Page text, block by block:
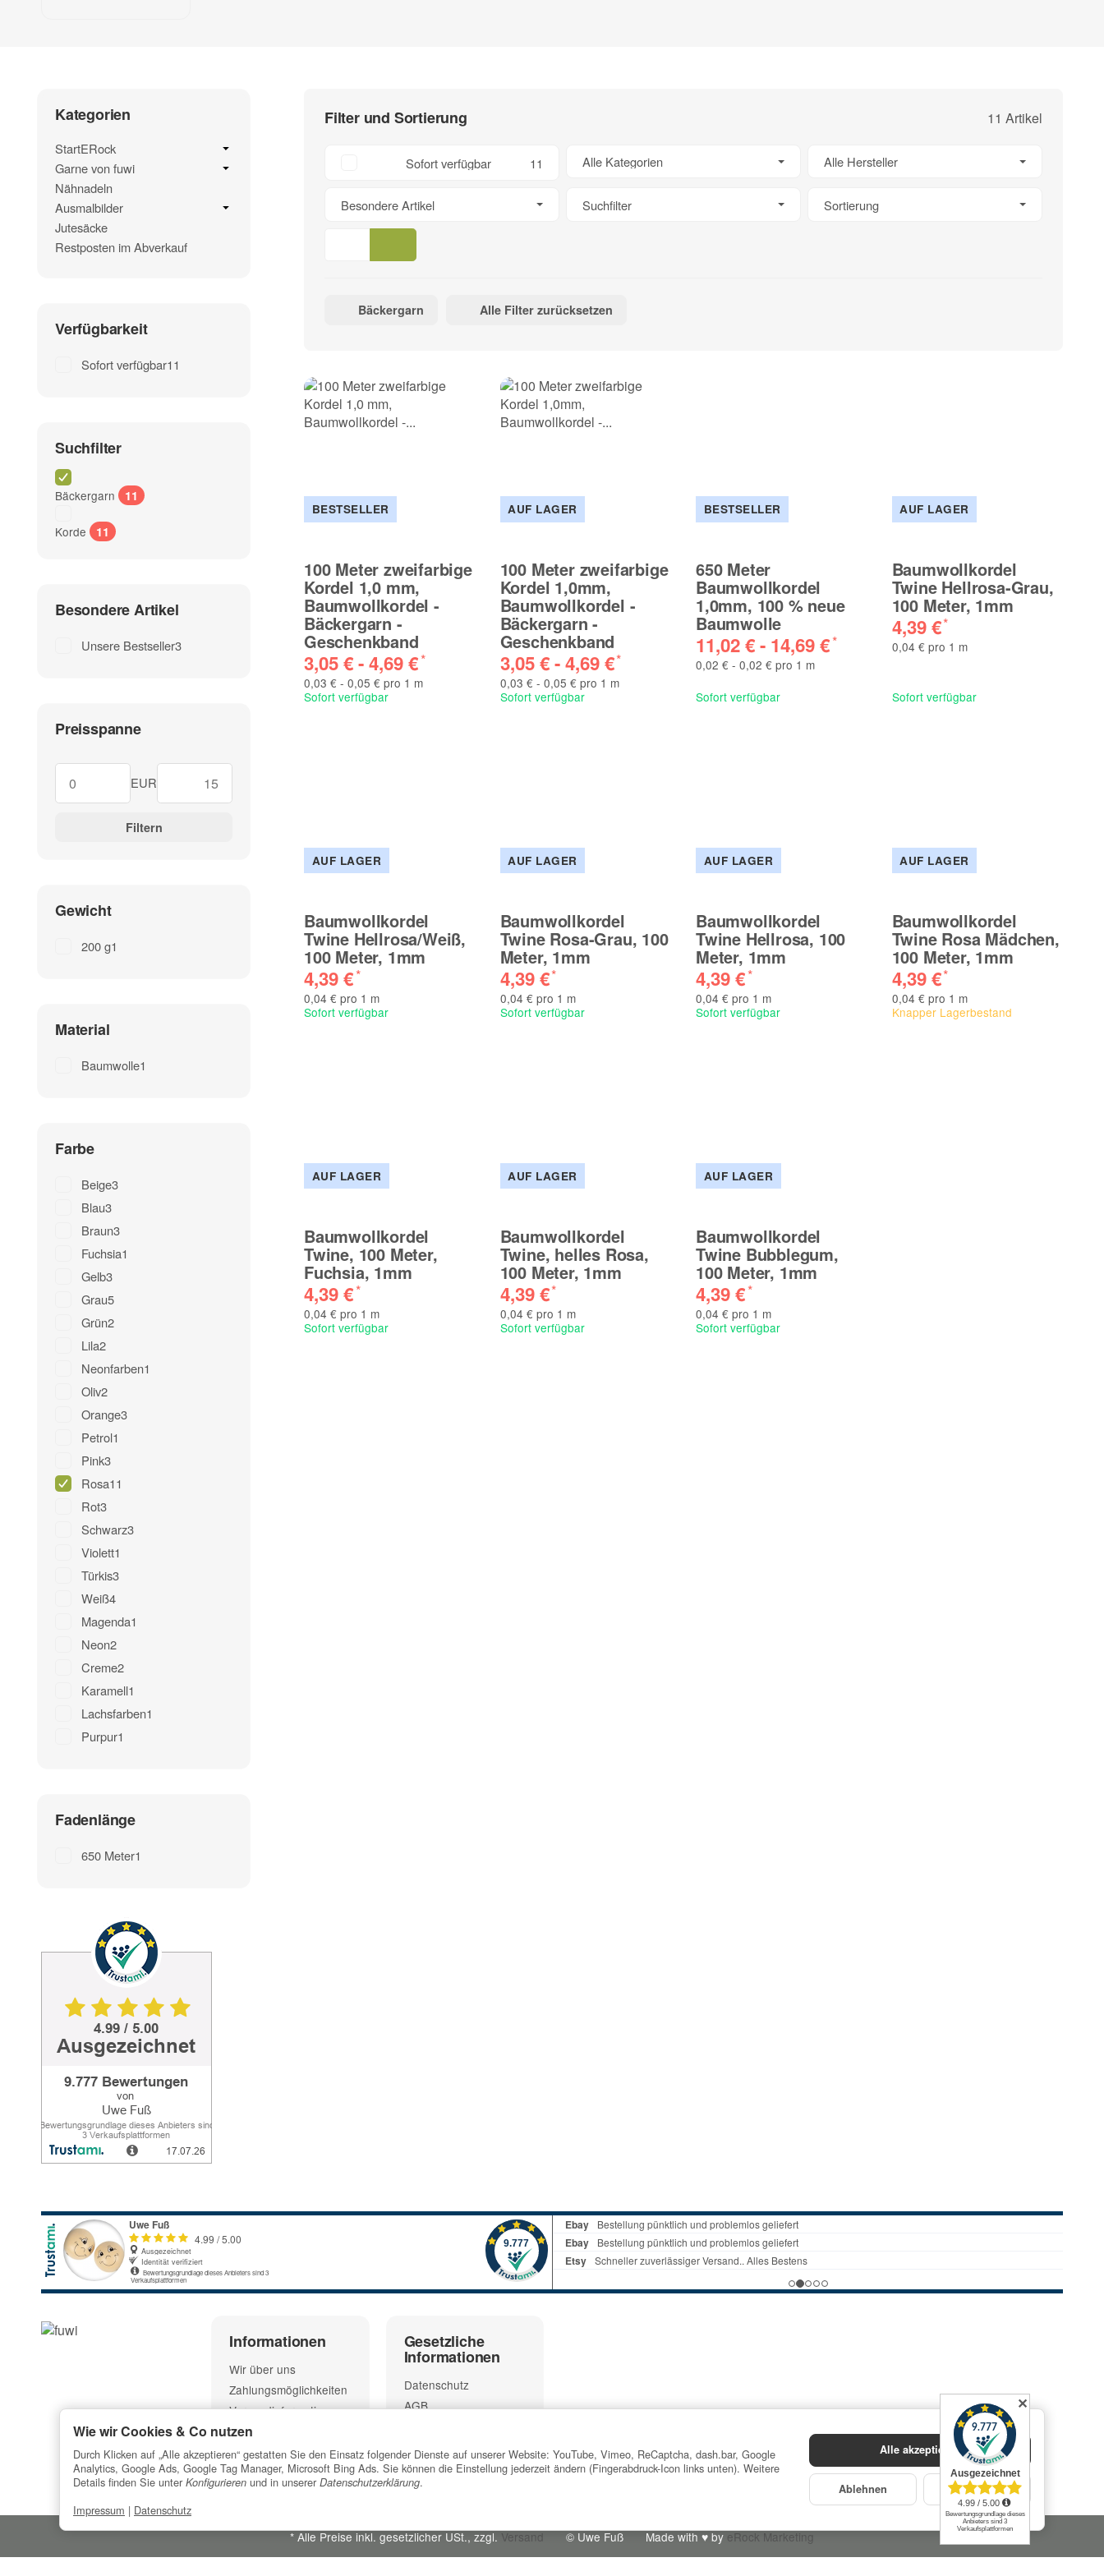
Filter und Sortierung 11 Artikel
Sofort verfügbar 11 Alle Kategorien Alle Hersteller
Besondere Artikel Suchfilter Sortierung
Bäckergarn Alle Filter zurücksetzen
BESTSELLER
100 Meter zweifarbige
Kordel 1,0 mm,
Baumwollkordel -
Bäckergarn -
Geschenkband
3,05 € -4,69 €*
0,03 € - 0,05 € pro 1 m
Sofort verfügbar
AUF LAGER
100 Meter zweifarbige
Kordel 1,0mm,
Baumwollkordel -
Bäckergarn -
Geschenkband
3,05 € -4,69 €*
0,03 € - 0,05 € pro 1 m
Sofort verfügbar
BESTSELLER
650 Meter
Baumwollkordel
1,0mm, 100 % neue
Baumwolle
11,02 € - 14,69 €*
0,02 € - 0,02 € pro 1 m
Sofort verfügbar
AUF LAGER
Baumwollkordel
Twine Hellrosa-Grau,
100 Meter, 1mm
4,39 €*
0,04 € pro 1 m
Sofort verfügbar
AUF LAGER
Baumwollkordel
Twine Hellrosa/Weiß,
100 Meter, 1mm
4,39 €*
0,04 € pro 1 m
Sofort verfügbar
AUF LAGER
Baumwollkordel
Twine Rosa-Grau, 100
Meter, 1mm
4,39 €*
0,04 € pro 1 m
Sofort verfügbar
AUF LAGER
Baumwollkordel
Twine Hellrosa, 100
Meter, 1mm
4,39 €*
0,04 € pro 1 m
Sofort verfügbar
AUF LAGER
Baumwollkordel
Twine Rosa Mädchen,
100 Meter, 1mm
4,39 €*
0,04 € pro 1 m
Knapper Lagerbestand
AUF LAGER
Baumwollkordel
Twine, 100 Meter,
Fuchsia, 1mm
4,39 €*
0,04 € pro 1 m
Sofort verfügbar
AUF LAGER
Baumwollkordel
Twine, helles Rosa,
100 Meter, 1mm
4,39 €*
0,04 € pro 1 m
Sofort verfügbar
AUF LAGER
Baumwollkordel
Twine Bubblegum,
100 Meter, 1mm
4,39 €*
0,04 € pro 1 m
Sofort verfügbar
Kategorien
StartERock
Garne von fuwi
Nähnadeln
Ausmalbilder
Jutesäcke
Restposten im Abverkauf
Verfügbarkeit
Sofort verfügbar11
Suchfilter
Bäckergarn 11
Korde 11
Besondere Artikel
Unsere Bestseller3
Preisspanne
EUR
Filtern
Gewicht
200 g1
Material
Baumwolle1
Farbe
Beige3
Blau3
Braun3
Fuchsia1
Gelb3
Grau5
Grün2
Lila2
Neonfarben1
Oliv2
Orange3
Petrol1
Pink3
Rosa11
Rot3
Schwarz3
Violett1
Türkis3
Weiß4
Magenda1
Neon2
Creme2
Karamell1
Lachsfarben1
Purpur1
Fadenlänge
650 Meter1
Informationen
Wir über uns
Zahlungsmöglichkeiten
Versandinformationen
Gesetzliche
Informationen
Datenschutz
AGB
Impressum
Batteriegesetzhinweise
Widerrufsrecht
*Alle Preise inkl. gesetzlicher USt., zzgl. Versand © Uwe Fuß Made with♥ by eRock Marketing
Wie wir Cookies & Co nutzen
Durch Klicken auf „Alle akzeptieren“ gestatten Sie den Einsatz folgender Dienste auf unserer Website: YouTube, Vimeo, ReCaptcha, dash.bar, Google
Analytics, Google Ads, Google Tag Manager, Microsoft Bing Ads. Sie können die Einstellung jederzeit ändern (Fingerabdruck-Icon links unten). Weitere
Details finden Sie unter Konfigurieren und in unserer Datenschutzerklärung.
Impressum | Datenschutz
Alle akzeptieren
Ablehnen Konfigurieren
✕